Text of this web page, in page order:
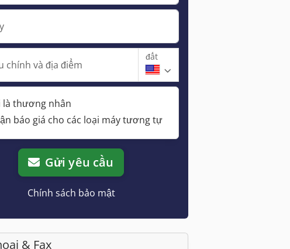
chính và địa điểm
đất
là thương nhân
báo giá cho các loại máy tương tự
Gửi yêu cầu
Chính sách bảo mật
& Fax